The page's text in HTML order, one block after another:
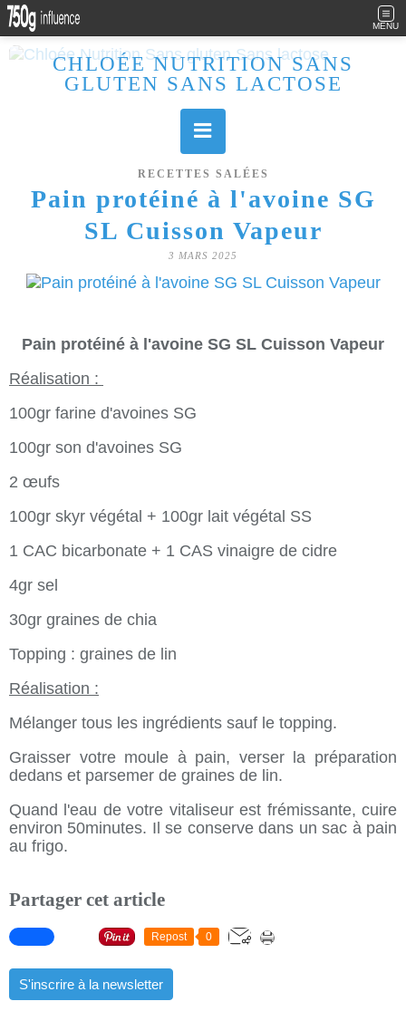
MENU
CHLOÉE NUTRITION SANS
GLUTEN SANS LACTOSE
RECETTES SALÉES
Pain protéiné à l'avoine SG
SL Cuisson Vapeur
3 MARS 2025
Pain protéiné à l'avoine SG SL Cuisson Vapeur
Réalisation :
100gr farine d'avoines SG
100gr son d'avoines SG
2 œufs
100gr skyr végétal + 100gr lait végétal SS
1 CAC bicarbonate + 1 CAS vinaigre de cidre
4gr sel
30gr graines de chia
Topping : graines de lin
Réalisation :
Mélanger tous les ingrédients sauf le topping.
Graisser votre moule à pain, verser la préparation
dedans et parsemer de graines de lin.
Quand l'eau de votre vitaliseur est frémissante, cuire
environ 50minutes. Il se conserve dans un sac à pain
au frigo.
Partager cet article
Repost 0
S'inscrire à la newsletter